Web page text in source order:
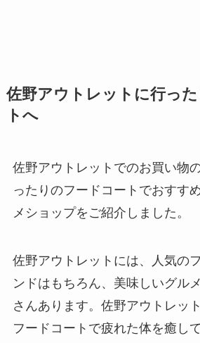
佐野アウトレットに行っ
トへ
佐野アウトレットでのお買い物
ったりのフードコートでおすす
メショップをご紹介しました。
佐野アウトレットには、人気の
ンドはもちろん、美味しいグル
さんあります。佐野アウトレッ
フードコートで疲れた体を癒し